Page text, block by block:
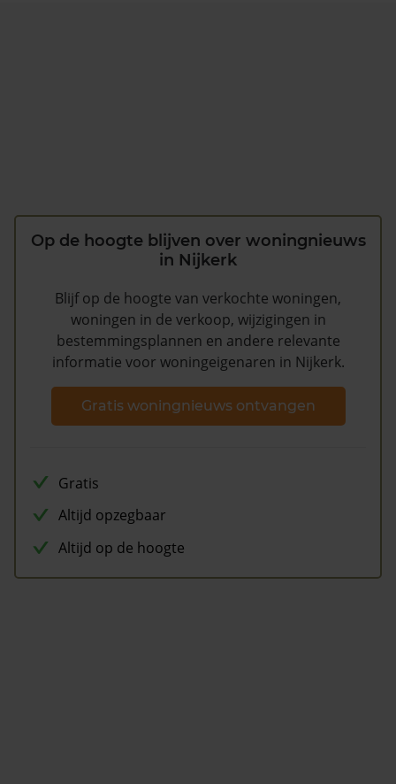
Op de hoogte blijven over woningnieuws
in Nijkerk
Blijf op de hoogte van verkochte woningen,
woningen in de verkoop, wijzigingen in
bestemmingsplannen en andere relevante
informatie voor woningeigenaren in Nijkerk.
Gratis woningnieuws ontvangen
Gratis
Altijd opzegbaar
Altijd op de hoogte